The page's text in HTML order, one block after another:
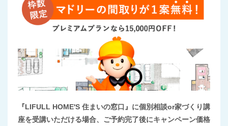
『LIFULL HOME'S 住まいの窓口』に個別相談or家づくり講
座を受講いただける場合、ご予約完了後にキャンペーン価格